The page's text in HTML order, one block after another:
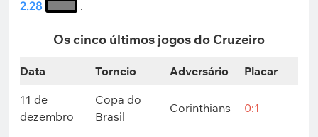
2.28 .
Os cinco últimos jogos do Cruzeiro
Data Torneio Adversário
Placar
11 de
dezembro
Copa do
Brasil
Corinthians 0:1